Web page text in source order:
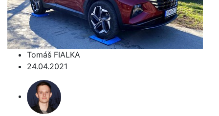
Tomáš FIALKA
24.04.2021